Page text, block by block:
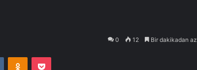
0 12 Bir dakikadan az
VKontakteOdnoklassniki
Pocket